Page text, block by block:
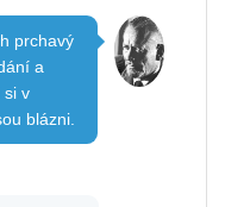
prchavý
a
si v
blázni.